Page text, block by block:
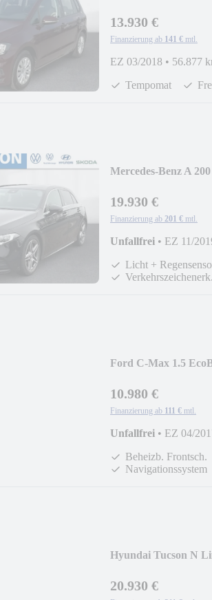
13.930 €
Finanzierung ab 141 € mtl.
EZ 03/2018 • 56.877
Tempomat
Mercedes-Benz A
19.930 €
Finanzierung ab 201 € mtl.
Unfallfrei • EZ 11/
Licht +
Verkehrszeichenerk.
Ford C-Max 1.5
10.980 €
Finanzierung ab 111 € mtl.
Unfallfrei • EZ 04/
Beheizb. Frontsch.
Navigationssystem
Hyundai Tucson N
20.930 €